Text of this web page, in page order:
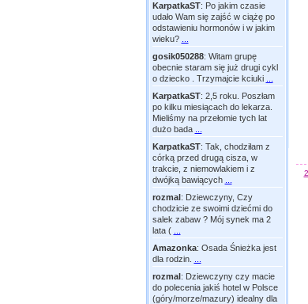
KarpatkaST: Po jakim czasie
udało Wam się zajść w ciążę po
odstawieniu hormonów i w jakim
wieku?
gosik050288: Witam grupę
obecnie staram się już drugi cykl
o dziecko . Trzymajcie kciuki
KarpatkaST: 2,5 roku. Poszłam
po kilku miesiącach do lekarza.
Mieliśmy na przełomie tych lat
dużo bada
KarpatkaST: Tak, chodziłam z
córką przed drugą cisza, w
trakcie, z niemowlakiem i z
dwójką bawiących
rozmal: Dziewczyny, Czy
chodzicie ze swoimi dziećmi do
salek zabaw ? Mój synek ma 2
lata (
Amazonka: Osada Śnieżka jest
dla rodzin.
rozmal: Dziewczyny czy macie
do polecenia jakiś hotel w Polsce
(góry/morze/mazury) idealny dla